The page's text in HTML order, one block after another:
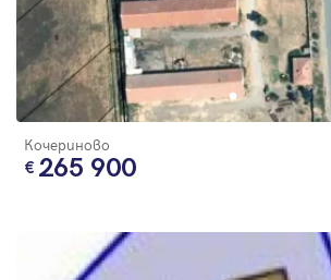
Кочериново
265 900